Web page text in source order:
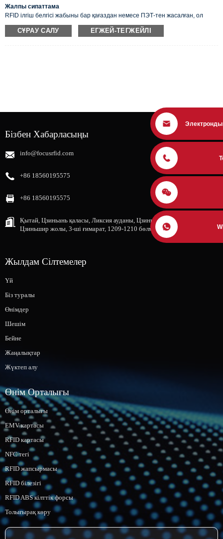
Жалпы сипаттама
RFID ілгіш белгісі жабыны бар қағаздан немесе ПЭТ-тен жасалған, ол
бөлшек саудада, зауытта, қаптамада және т.б. киімдерді бақылау үшін
кеңінен қолданылады. RFID ілгіш белгісінің ең үлкен артықшылығы - арзан
СҰРАУ САЛУ ЕГЖЕЙ-ТЕГЖЕЙЛІ
Бізбен Хабарласыңы
info@focusrfid.com
+86 18560195575
+86 18560195575
Қытай, Цзиньань қаласы, Ликсия ауданы, Цзиньшань қаласы, № 12111,
Цзиньшир жолы, 3-ші ғимарат, 1209-1210 бөлме, 12-ші қабат
Жылдам Сілтемелер
Үй
Біз туралы
Өнімдер
Шешім
Бейне
Жаңалықтар
Жүктеп алу
Өнім Орталығы
Өнім орталығы
EMV картасы
RFID картасы
NFC тегі
RFID жапсырмасы
RFID білезігі
RFID ABS кілттік форсы
Толығырақ көру